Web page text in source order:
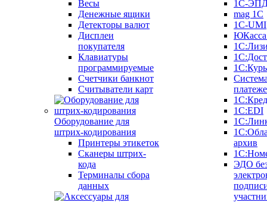
Весы
Денежные ящики
Детекторы валют
Дисплеи
покупателя
Клавиатуры
программируемые
Счетчики банкнот
Считыватели карт
Оборудование для
штрих-кодирования
Принтеры этикеток
Сканеры штрих-
кода
Терминалы сбора
данных
1С-
mag 1C
1C-UMI
1С:EDI
архив
ЭДО